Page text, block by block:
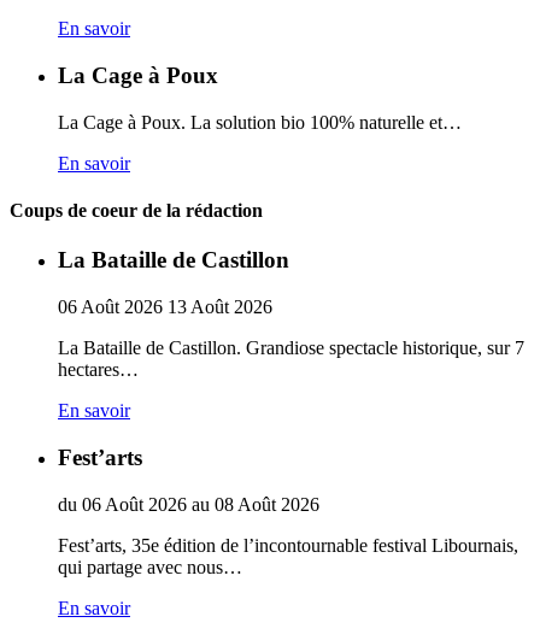
En savoir
La Cage à Poux
La Cage à Poux. La solution bio 100% naturelle et…
En savoir
Coups de coeur de la rédaction
La Bataille de Castillon
06 Août 2026 13 Août 2026
La Bataille de Castillon. Grandiose spectacle historique, sur 7
hectares…
En savoir
Fest’arts
du 06 Août 2026 au 08 Août 2026
Fest’arts, 35e édition de l’incontournable festival Libournais,
qui partage avec nous…
En savoir